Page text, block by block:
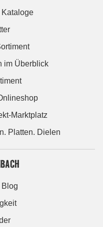
Kataloge
im Überblick
Marktplatz
Platten. Dielen
Blog